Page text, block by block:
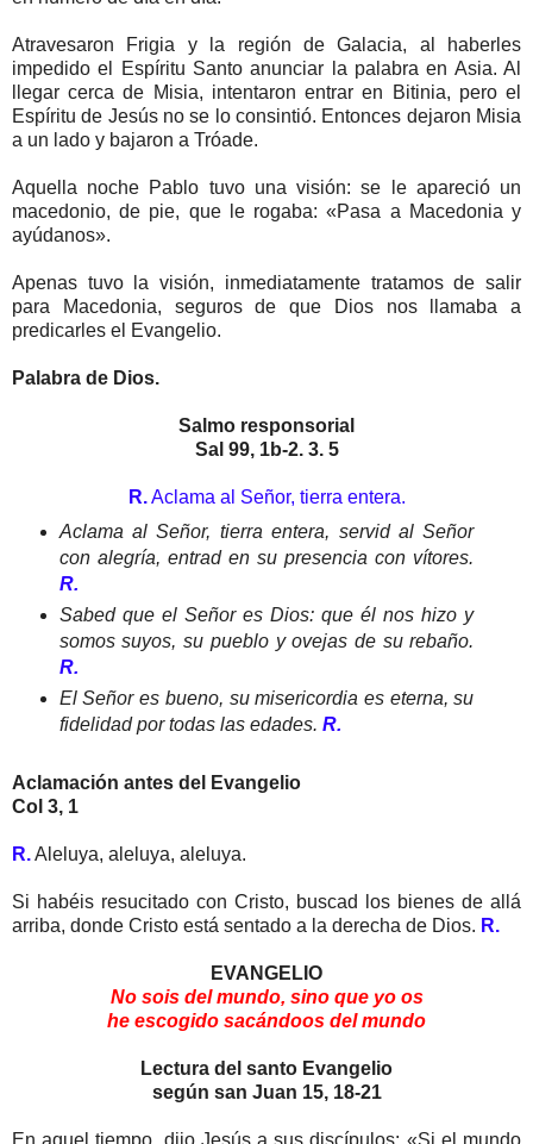
Atravesaron Frigia y la región de Galacia, al haberles
impedido el Espíritu Santo anunciar la palabra en Asia. Al
llegar cerca de Misia, intentaron entrar en Bitinia, pero el
Espíritu de Jesús no se lo consintió. Entonces dejaron Misia
a un lado y bajaron a Tróade.
Aquella noche Pablo tuvo una visión: se le apareció un
macedonio, de pie, que le rogaba: «Pasa a Macedonia y
ayúdanos».
Apenas tuvo la visión, inmediatamente tratamos de salir
para Macedonia, seguros de que Dios nos llamaba a
predicarles el Evangelio.
Palabra de Dios.
Salmo responsorial
Sal 99, 1b-2. 3. 5
R.Aclama al Señor, tierra entera.
Aclama al Señor, tierra entera, servid al Señor
con alegría, entrad en su presencia con vítores.
R.
Sabed que el Señor es Dios: que él nos hizo y
somos suyos, su pueblo y ovejas de su rebaño.
R.
El Señor es bueno, su misericordia es eterna, su
fidelidad por todas las edades. R.
Aclamación antes del Evangelio
Col 3, 1
R.Aleluya, aleluya, aleluya.
Si habéis resucitado con Cristo, buscad los bienes de allá
arriba, donde Cristo está sentado a la derecha de Dios. R.
EVANGELIO
No sois del mundo, sino que yo os
he escogido sacándoos del mundo
Lectura del santo Evangelio
según san Juan 15, 18-21
En aquel tiempo, dijo Jesús a sus discípulos: «Si el mundo